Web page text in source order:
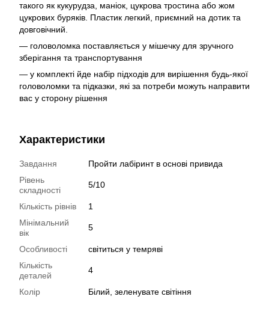
такого як кукурудза, маніок, цукрова тростина або жом
цукрових буряків. Пластик легкий, приємний на дотик та
довговічний.
— головоломка поставляється у мішечку для зручного
зберігання та транспортування
— у комплекті йде набір підходів для вирішення будь-якої
головоломки та підказки, які за потреби можуть направити
вас у сторону рішення
Характеристики
Завдання
Пройти лабіринт в основі привида
Рівень
складності
5/10
Кількість рівнів
1
Мінімальний
вік
5
Особливості
світиться у темряві
Кількість
деталей
4
Колір Білий, зеленувате світіння